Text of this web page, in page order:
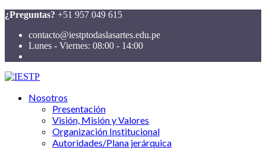
¿Preguntas? +51 957 049 615
contacto@iestptodaslasartes.edu.pe
Lunes - Viernes: 08:00 - 14:00
Nosotros
Presentación
Visión, Misión y Valores
Organización Institucional
Autoridades/Plana jerárquica